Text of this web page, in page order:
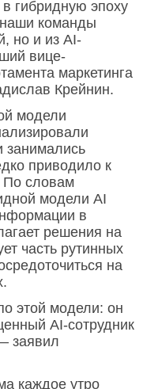
гибридную эпоху
команды
но и из AI-
вице-
маркетинга
Крейнин.
модели
приводило к
По словам
модели AI
в
решения на
часть рутинных
на
этой модели: он
AI-сотрудник
заявил
каждое утро